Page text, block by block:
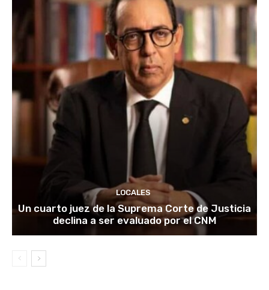
LOCALES
Un cuarto juez de la Suprema Corte de Justicia
declina a ser evaluado por el CNM